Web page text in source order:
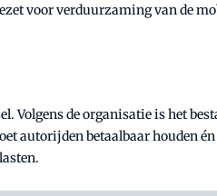
voor verduurzaming van de
Volgens de organisatie is het
autorijden betaalbaar houden én